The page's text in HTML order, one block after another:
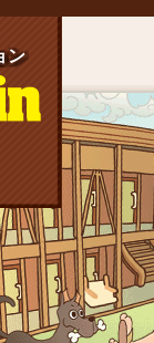
ン
ン
ン
ン
ン
ン
ン
ン
ン
ン
ン
ン
ン
ン
ン
ン
ン
ン
ン
ン
ン
ン
ン
ン
ン